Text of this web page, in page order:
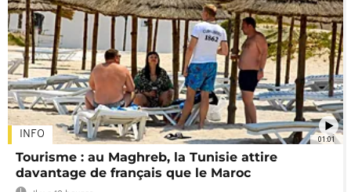
01:01
INFO
Tourisme : au Maghreb, la Tunisie attire
davantage de français que le Maroc